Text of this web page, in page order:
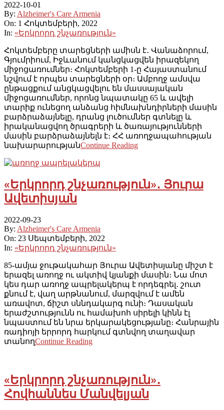
2022-10-01
By: Alzheimer's Care Armenia
On: 1 Հոկտեմբերի, 2022
In: «Երկրորդ շնչառություն»
Հոկտեմբերը տարեցների ամիսն է․ Վանաձորում,
Գյումրիում, Իջևանում կանցկացվեն իրազեկող
միջոցառումներ։ Հոկտեմբերի 1-ը Հայաստանում
նշվում է որպես տարեցների օր։ Ամբողջ ամսվա
ընթացքում անցկացվելու են մասսայական
միջոցառումներ, որոնց նպատակը 65 և ավելի
տարիք ունեցող անձանց հիմնախնդիրների մասին
բարձրաձայնելը, դրանց լուծումներ գտնելը և
իրականացվող ծրագրերի և ծառայությունների
մասին բարձրաձայնելն է։ ՀՀ առողջապահության
նախարարությանContinue Reading
«Երկրորդ շնչառություն»․ Յուրա
Ավետիսյան
2022-09-23
By: Alzheimer's Care Armenia
On: 23 Սեպտեմբերի, 2022
In: «Երկրորդ շնչառություն»
85-ամյա ջութակահար Յուրա Ավետիսյանը միշտ է
երազել առողջ ու ակտիվ կյանքի մասին։ Նա մոտ
կես դար առողջ ապրելակերպ է որդեգրել․ շուտ
քնում է, վաղ արթնանում, մարզվում է ամեն
առավոտ, ճիշտ սննդակարգ ունի։ Դասական
երաժշտությունն ու համախոհ սիրելի կինն էլ
նպաստում են նրա երկարակեցությանը։ Հանրային
ռադիոյի երրորդ հարկում գտնվող տաղավար
տանողContinue Reading
«Երկրորդ շնչառություն»․
Հովհաննես Մանվելյան